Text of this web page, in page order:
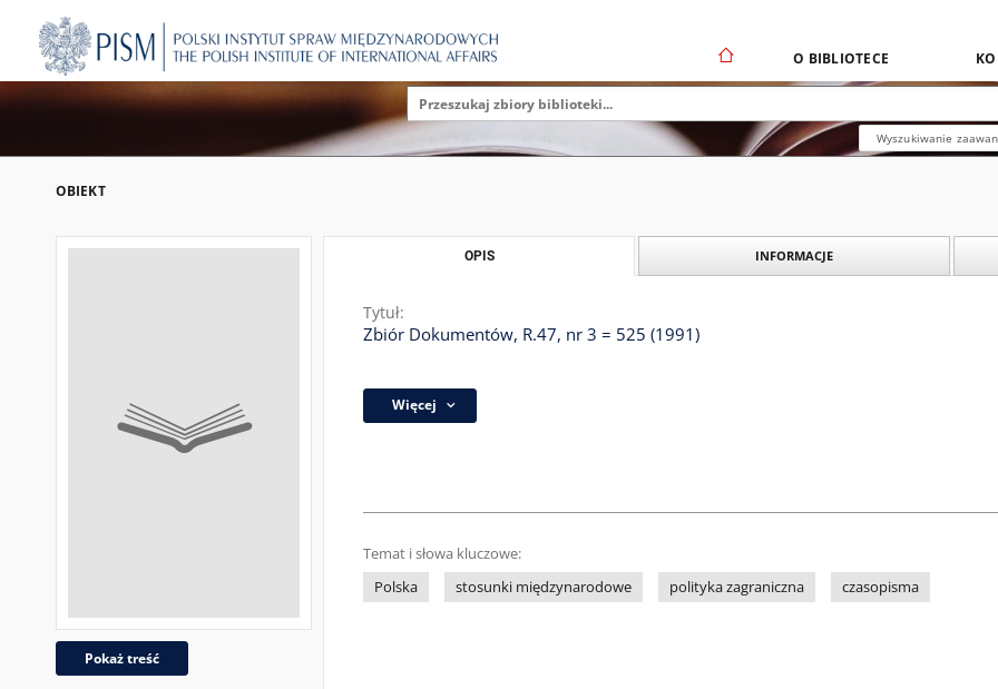
O BIBLIOTECE
Wyszukiwanie
OBIEKT
Pokaż treść
OPIS INFORMACJE
Tytuł:
Zbiór Dokumentów, R.47, nr 3 = 525 (1991)
Więcej
Temat i słowa kluczowe:
Polska
stosunki międzynarodowe polityka zagraniczna czasopisma